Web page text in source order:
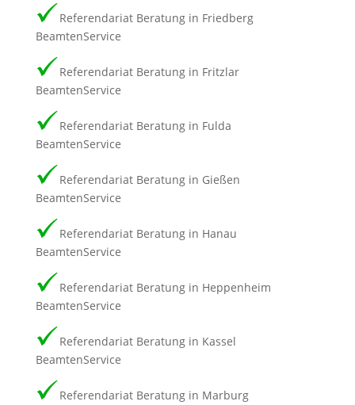
Referendariat Beratung in Friedberg
BeamtenService
Referendariat Beratung in Fritzlar
BeamtenService
Referendariat Beratung in Fulda
BeamtenService
Referendariat Beratung in Gießen
BeamtenService
Referendariat Beratung in Hanau
BeamtenService
Referendariat Beratung in Heppenheim
BeamtenService
Referendariat Beratung in Kassel
BeamtenService
Referendariat Beratung in Marburg